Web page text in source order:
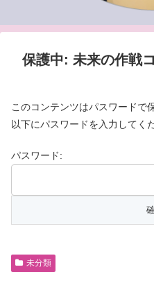
保護中: 未来の作戦
このコンテンツはパスワードで
以下にパスワードを入力してく
パスワード:
未分類